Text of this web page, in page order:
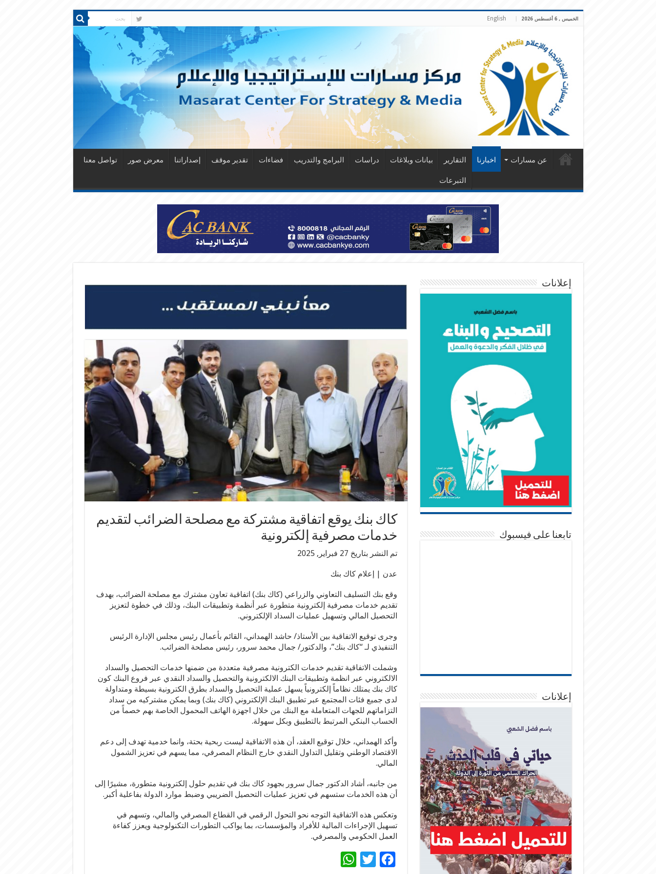
الخميس , 6 أغسطس 2026 English
عن مسارات اخبارنا التقارير بيانات وبلاغات دراسات البرامج والتدريب فضاءات تقدير موقف إصداراتنا معرض صور تواصل معنا
التبرعات
كاك بنك يوقع اتفاقية مشتركة مع مصلحة الضرائب لتقديم
خدمات مصرفية إلكترونية
تم النشر بتاريخ 27 فبراير, 2025
عدن | إعلام كاك بنك
وقع بنك التسليف التعاوني والزراعي (كاك بنك) اتفاقية تعاون مشترك مع مصلحة الضرائب، بهدف
تقديم خدمات مصرفية إلكترونية متطورة عبر أنظمة وتطبيقات البنك، وذلك في خطوة لتعزيز
التحصيل المالي وتسهيل عمليات السداد الإلكتروني.
وجرى توقيع الاتفاقية بين الأستاذ/ حاشد الهمداني، القائم بأعمال رئيس مجلس الإدارة الرئيس
التنفيذي لـ “كاك بنك”، والدكتور/ جمال محمد سرور، رئيس مصلحة الضرائب.
وشملت الاتفاقية تقديم خدمات الكترونية مصرفية متعددة من ضمنها خدمات التحصيل والسداد
الالكتروني عبر انظمة وتطبيقات البنك الالكترونية والتحصيل والسداد النقدي عبر فروع البنك كون
كاك بنك يمتلك نظاماً إلكترونياً يسهل عملية التحصيل والسداد بطرق الكترونية بسيطة ومتداولة
لدى جميع فئات المجتمع عبر تطبيق البنك الإلكتروني (كاك بنك) وبما يمكن مشتركيه من سداد
التزاماتهم للجهات المتعاملة مع البنك من خلال اجهزة الهاتف المحمول الخاصة بهم خصماً من
الحساب البنكي المرتبط بالتطييق وبكل سهولة.
وأكد الهمداني، خلال توقيع العقد، أن هذه الاتفاقية ليست ربحية بحتة، وانما خدمية تهدف إلى دعم
الاقتصاد الوطني وتقليل التداول النقدي خارج النظام المصرفي، مما يسهم في تعزيز الشمول
المالي.
من جانبه، أشاد الدكتور جمال سرور بجهود كاك بنك في تقديم حلول إلكترونية متطورة، مشيرًا إلى
أن هذه الخدمات ستسهم في تعزيز عمليات التحصيل الضريبي وضبط موارد الدولة بفاعلية أكبر.
وتعكس هذه الاتفاقية التوجه نحو التحول الرقمي في القطاع المصرفي والمالي، وتسهم في
تسهيل الإجراءات المالية للأفراد والمؤسسات، بما يواكب التطورات التكنولوجية ويعزز كفاءة
العمل الحكومي والمصرفي.
F
T
إعلانات
تابعنا على فيسبوك
إعلانات